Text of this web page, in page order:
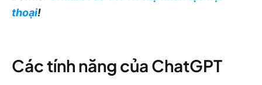
thoại!
Các tính năng của ChatGPT